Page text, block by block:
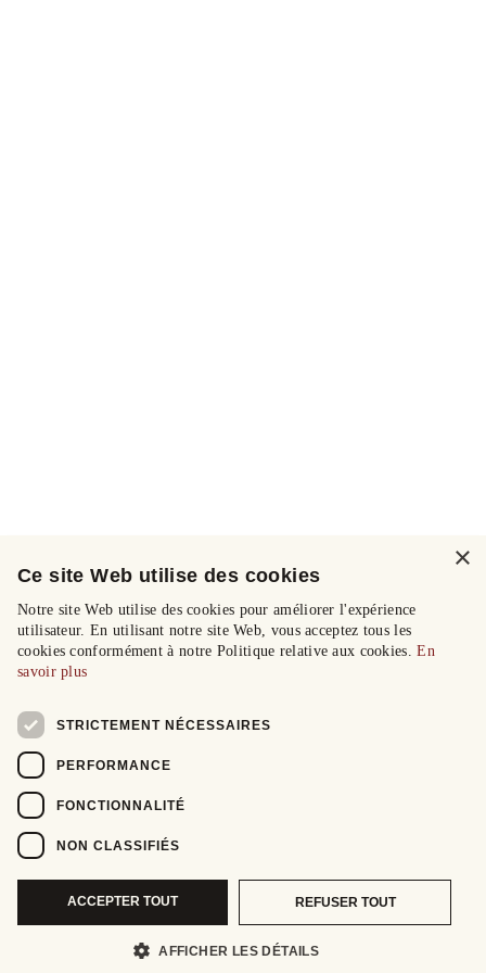
×
Ce site Web utilise des cookies
Notre site Web utilise des cookies pour améliorer l'expérience
utilisateur. En utilisant notre site Web, vous acceptez tous les
cookies conformément à notre Politique relative aux cookies.En
savoir plus
STRICTEMENT NÉCESSAIRES
PERFORMANCE
FONCTIONNALITÉ
NON CLASSIFIÉS
ACCEPTER TOUT REFUSER TOUT
AFFICHER LES DÉTAILS